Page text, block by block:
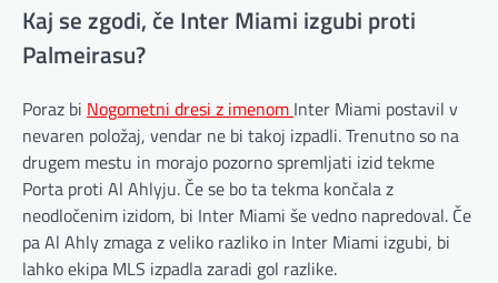
Kaj se zgodi, če Inter Miami izgubi proti
Palmeirasu?
Poraz bi Nogometni dresi z imenom Inter Miami postavil v
nevaren položaj, vendar ne bi takoj izpadli. Trenutno so na
drugem mestu in morajo pozorno spremljati izid tekme
Porta proti Al Ahlyju. Če se bo ta tekma končala z
neodločenim izidom, bi Inter Miami še vedno napredoval. Če
pa Al Ahly zmaga z veliko razliko in Inter Miami izgubi, bi
lahko ekipa MLS izpadla zaradi gol razlike.